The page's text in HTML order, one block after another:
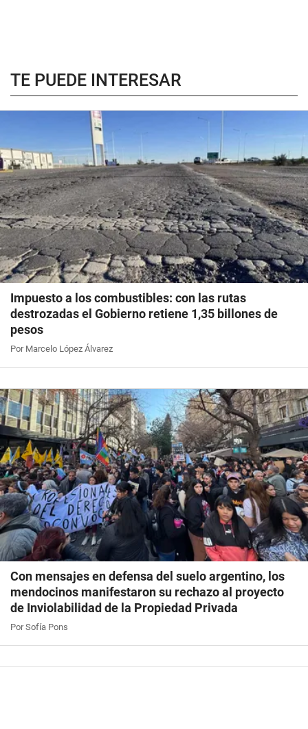
TE PUEDE INTERESAR
Impuesto a los combustibles: con las rutas
destrozadas el Gobierno retiene 1,35 billones de
pesos
Por Marcelo López Álvarez
Con mensajes en defensa del suelo argentino, los
mendocinos manifestaron su rechazo al proyecto
de Inviolabilidad de la Propiedad Privada
Por Sofía Pons